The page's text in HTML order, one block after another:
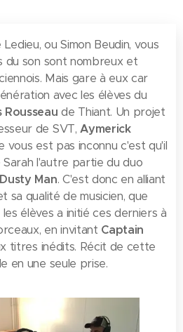
ou Simon Beudin, vous
du son sont nombreux et
Mais gare à eux car
avec les élèves du
de Thiant. Un projet
de SVT,Aymerick
vous est pas inconnu c'est qu'il
l'autre partie du duo
Man. C'est donc en alliant
sa qualité de musicien, que
élèves a initié ces derniers à
en invitant Captain
titres inédits. Récit de cette
en une seule prise.